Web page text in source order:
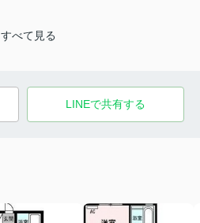
すべて見る
LINEで共有する